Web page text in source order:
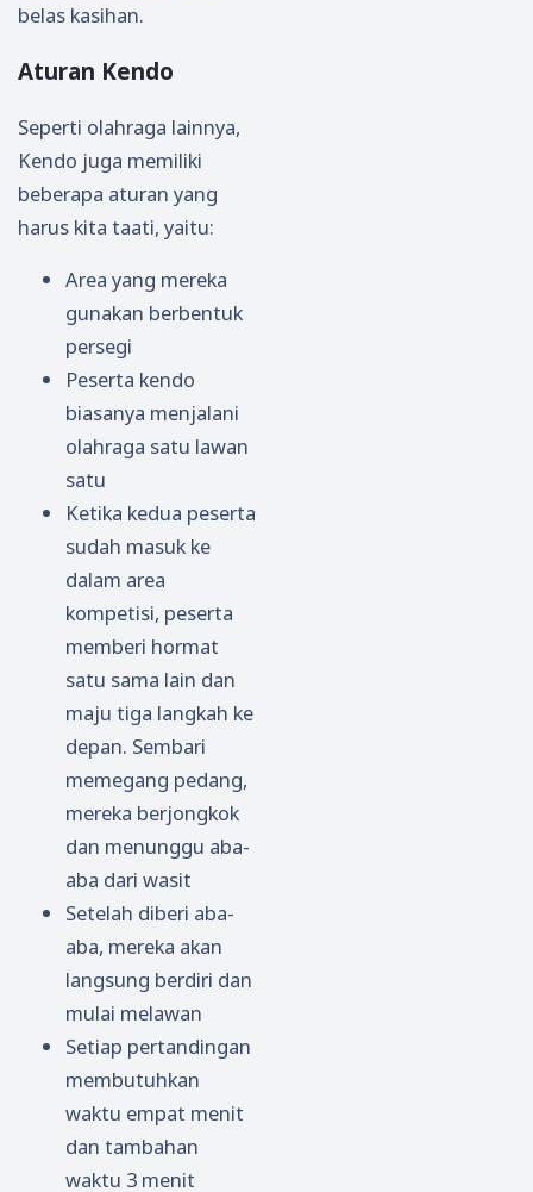
belas kasihan.
Aturan Kendo
Seperti olahraga lainnya,
Kendo juga memiliki
beberapa aturan yang
harus kita taati, yaitu:
Area yang mereka
gunakan berbentuk
persegi
Peserta kendo
biasanya menjalani
olahraga satu lawan
satu
Ketika kedua peserta
sudah masuk ke
dalam area
kompetisi, peserta
memberi hormat
satu sama lain dan
maju tiga langkah ke
depan. Sembari
memegang pedang,
mereka berjongkok
dan menunggu aba-
aba dari wasit
Setelah diberi aba-
aba, mereka akan
langsung berdiri dan
mulai melawan
Setiap pertandingan
membutuhkan
waktu empat menit
dan tambahan
waktu 3 menit